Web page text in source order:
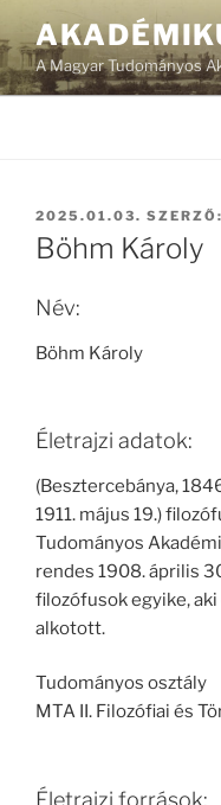
A Magyar Tudományos
BEKÜLDVE:
2025.01.03. SZERZŐ:
Böhm Károly
Név:
Böhm Károly
Életrajzi adatok:
(Besztercebánya,
1911. május 19.)
Tudományos
rendes 1908. április
filozófusok egyike,
alkotott.
Tudományos osztály
MTA II. Filozófiai és
Életrajzi források: